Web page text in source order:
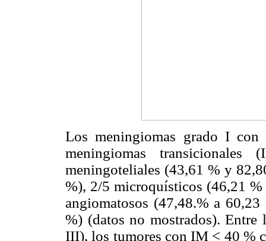
Los meningiomas grado I
meningiomas
meningoteliales (43,61 % y
%), 2/5 microquísticos (46,21
angiomatosos (47,48.% a
%) (datos no mostrados).
III), los tumores con IM < 40 %